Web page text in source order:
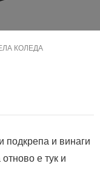
КОЛЕДА
подкрепа и винаги
е тук и